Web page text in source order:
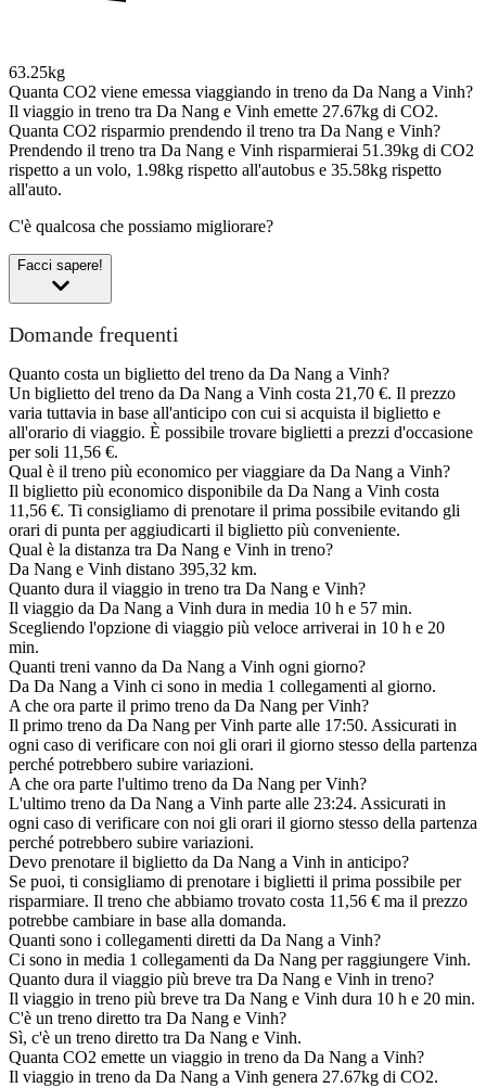
63.25kg
Quanta CO2 viene emessa viaggiando in treno da Da Nang a Vinh?
Il viaggio in treno tra Da Nang e Vinh emette 27.67kg di CO2.
Quanta CO2 risparmio prendendo il treno tra Da Nang e Vinh?
Prendendo il treno tra Da Nang e Vinh risparmierai 51.39kg di CO2
rispetto a un volo, 1.98kg rispetto all'autobus e 35.58kg rispetto
all'auto.
C'è qualcosa che possiamo migliorare?
Facci sapere!
Domande frequenti
Quanto costa un biglietto del treno da Da Nang a Vinh?
Un biglietto del treno da Da Nang a Vinh costa 21,70 €. Il prezzo
varia tuttavia in base all'anticipo con cui si acquista il biglietto e
all'orario di viaggio. È possibile trovare biglietti a prezzi d'occasione
per soli 11,56 €.
Qual è il treno più economico per viaggiare da Da Nang a Vinh?
Il biglietto più economico disponibile da Da Nang a Vinh costa
11,56 €. Ti consigliamo di prenotare il prima possibile evitando gli
orari di punta per aggiudicarti il biglietto più conveniente.
Qual è la distanza tra Da Nang e Vinh in treno?
Da Nang e Vinh distano 395,32 km.
Quanto dura il viaggio in treno tra Da Nang e Vinh?
Il viaggio da Da Nang a Vinh dura in media 10 h e 57 min.
Scegliendo l'opzione di viaggio più veloce arriverai in 10 h e 20
min.
Quanti treni vanno da Da Nang a Vinh ogni giorno?
Da Da Nang a Vinh ci sono in media 1 collegamenti al giorno.
A che ora parte il primo treno da Da Nang per Vinh?
Il primo treno da Da Nang per Vinh parte alle 17:50. Assicurati in
ogni caso di verificare con noi gli orari il giorno stesso della partenza
perché potrebbero subire variazioni.
A che ora parte l'ultimo treno da Da Nang per Vinh?
L'ultimo treno da Da Nang a Vinh parte alle 23:24. Assicurati in
ogni caso di verificare con noi gli orari il giorno stesso della partenza
perché potrebbero subire variazioni.
Devo prenotare il biglietto da Da Nang a Vinh in anticipo?
Se puoi, ti consigliamo di prenotare i biglietti il prima possibile per
risparmiare. Il treno che abbiamo trovato costa 11,56 € ma il prezzo
potrebbe cambiare in base alla domanda.
Quanti sono i collegamenti diretti da Da Nang a Vinh?
Ci sono in media 1 collegamenti da Da Nang per raggiungere Vinh.
Quanto dura il viaggio più breve tra Da Nang e Vinh in treno?
Il viaggio in treno più breve tra Da Nang e Vinh dura 10 h e 20 min.
C'è un treno diretto tra Da Nang e Vinh?
Sì, c'è un treno diretto tra Da Nang e Vinh.
Quanta CO2 emette un viaggio in treno da Da Nang a Vinh?
Il viaggio in treno da Da Nang a Vinh genera 27.67kg di CO2.